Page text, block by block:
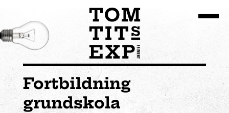
Fortbildning
grundskola